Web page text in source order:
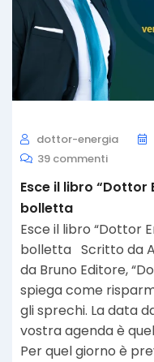
dottor-energia
39 commenti
Esce il libro “Dottor
bolletta
Esce il libro “Dottor
bolletta Scritto da
da Bruno Editore,
spiega come
gli sprechi. La data
vostra agenda è
Per quel giorno è